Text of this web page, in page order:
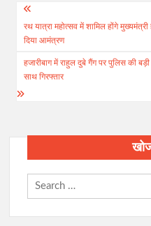
Post
navigation
रथ यात्रा महोत्सव में शामिल होंगे
दिया आमंत्रण
हजारीबाग में राहुल दुबे गैंग पर पुलिस की बड़ी
साथ गिरफ्तार